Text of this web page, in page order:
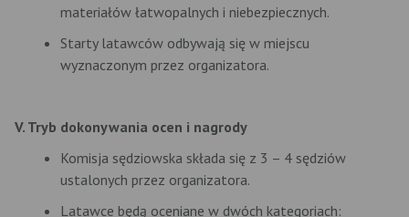
materiałów łatwopalnych i niebezpiecznych.
Starty latawców odbywają się w miejscu
wyznaczonym przez organizatora.
V. Tryb dokonywania ocen i nagrody
Komisja sędziowska składa się z 3 – 4 sędziów
ustalonych przez organizatora.
Latawce będą oceniane w dwóch kategoriach: